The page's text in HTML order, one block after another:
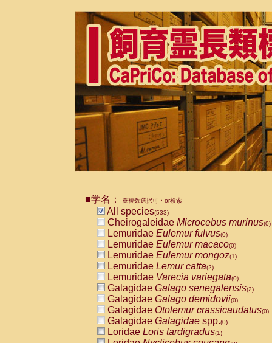
■学名： ※複数選択可・or検索
All species(533)
Cheirogaleidae Microcebus murinus(0)
Lemuridae Eulemur fulvus(0)
Lemuridae Eulemur macaco(0)
Lemuridae Eulemur mongoz(1)
Lemuridae Lemur catta(2)
Lemuridae Varecia variegata(0)
Galagidae Galago senegalensis(2)
Galagidae Galago demidovii(0)
Galagidae Otolemur crassicaudatus(0)
Galagidae Galagidae spp.(0)
Loridae Loris tardigradus(1)